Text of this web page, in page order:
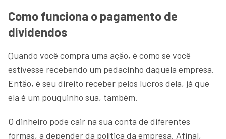
Como funciona o pagamento de
dividendos
Quando você compra uma ação, é como se você
estivesse recebendo um pedacinho daquela empresa.
Então, é seu direito receber pelos lucros dela, já que
ela é um pouquinho sua, também.
O dinheiro pode cair na sua conta de diferentes
formas, a depender da política da empresa. Afinal,